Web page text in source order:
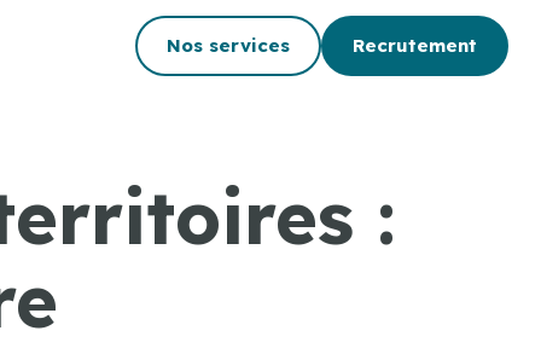
Nos services Recrutement
: